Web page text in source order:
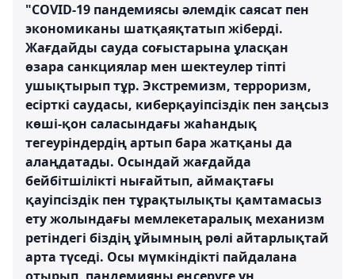
"COVID-19 пандемиясы әлемдік саясат пен
экономиканы шатқаяқтатып жіберді.
Жағдайды сауда соғыстарына ұласқан
өзара санкциялар мен шектеулер тіпті
ушықтырып тұр. Экстремизм, терроризм,
есірткі саудасы, киберқауіпсіздік пен заңсыз
көші-қон саласындағы жаһандық
тегеуріндердің артып бара жатқаны да
алаңдатады. Осындай жағдайда
бейбітшілікті нығайтып, аймақтағы
қауіпсіздік пен тұрақтылықты қамтамасыз
ету жолындағы мемлекетаралық механизм
ретіндегі біздің ұйымның рөлі айтарлықтай
арта түседі. Осы мүмкіндікті пайдалана